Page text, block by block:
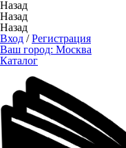
Назад
Назад
Назад
Вход /Регистрация
Ваш город: Москва
Каталог